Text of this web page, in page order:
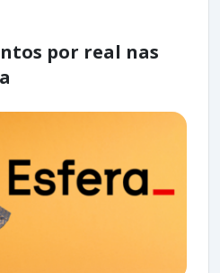
por real nas